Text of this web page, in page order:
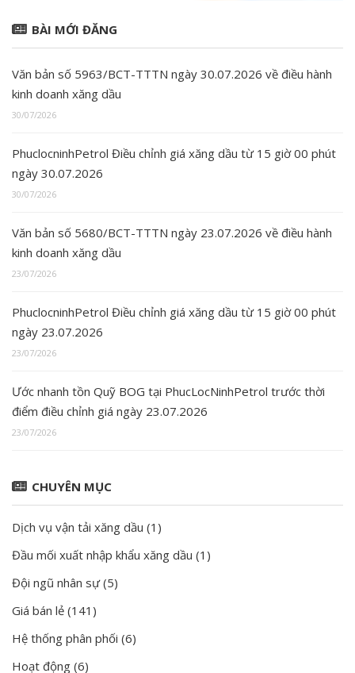
BÀI MỚI ĐĂNG
Văn bản số 5963/BCT-TTTN ngày 30.07.2026 về điều hành
kinh doanh xăng dầu
30/07/2026
PhuclocninhPetrol Điều chỉnh giá xăng dầu từ 15 giờ 00 phút
ngày 30.07.2026
30/07/2026
Văn bản số 5680/BCT-TTTN ngày 23.07.2026 về điều hành
kinh doanh xăng dầu
23/07/2026
PhuclocninhPetrol Điều chỉnh giá xăng dầu từ 15 giờ 00 phút
ngày 23.07.2026
23/07/2026
Ước nhanh tồn Quỹ BOG tại PhucLocNinhPetrol trước thời
điểm điều chỉnh giá ngày 23.07.2026
23/07/2026
CHUYÊN MỤC
Dịch vụ vận tải xăng dầu (1)
Đầu mối xuất nhập khẩu xăng dầu (1)
Đội ngũ nhân sự(5)
Giá bán lẻ (141)
Hệ thống phân phối (6)
Hoạt động (6)